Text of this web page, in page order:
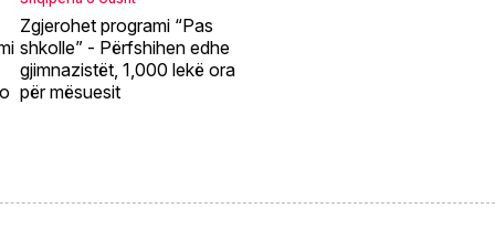
Zgjerohet programi “Pas
shkolle” - Përfshihen edhe
gjimnazistët, 1,000 lekë ora
për mësuesit